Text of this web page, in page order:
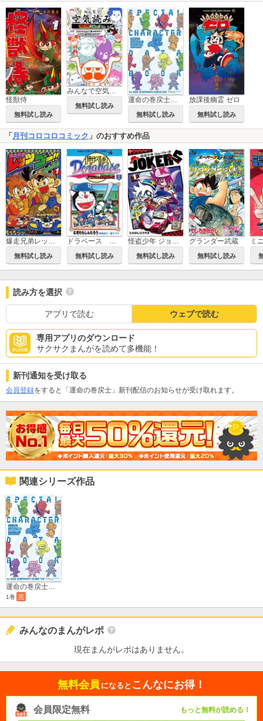
怪獣侍
無料試し読み
みんなで空気読み。コロコロコミックVer.
無料試し読み
運命の巻戻士 スペシャルキャラクターデータブック
無料試し読み
放課後幽霊 ゼロ
無料試し読み
「 月刊コロコロコミック 」のおすすめ作品
無料試し読み 無料試し読み 無料試し読み
グランダー武蔵
無料試し読み
読み方を選択
アプリで読む ウェブで読む
専用アプリのダウンロード
サクサクまんがを読めて多機能！
新刊通知を受け取る
会員登録をすると「運命の巻戻士」新刊配信のお知らせが受け取れます。
関連シリーズ作品
運命の巻戻士 スペシャルキャラクターデータブック
1巻 完
みんなのまんがレポ
現在まんがレポはありません。
無料会員 になると こんなにお得！
会員限定無料 もっと無料が読める！